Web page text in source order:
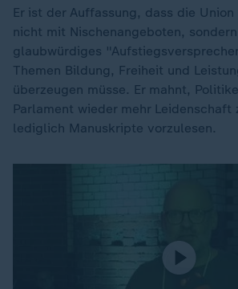
Er ist der Auffassung, dass die
nicht mit Nischenangeboten,
glaubwürdiges
Themen Bildung, Freiheit und
überzeugen müsse. Er mahnt,
Parlament wieder mehr Leidenschaft
lediglich Manuskripte vorzulesen.